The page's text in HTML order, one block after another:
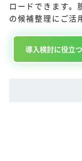
ロードできます。
の候補整理にご活
導入検討に役立